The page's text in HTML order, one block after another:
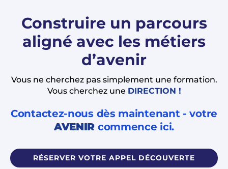
Construire un parcours
aligné avec les métiers
d’avenir
Vous ne cherchez pas simplement une formation.
Vous cherchez une DIRECTION !
Contactez-nous dès maintenant - votre
AVENIR commence ici.
RÉSERVER VOTRE APPEL DÉCOUVERTE